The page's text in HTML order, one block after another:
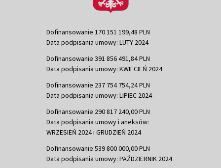
Dofinansowanie 170 151 199,48 PLN
Data podpisania umowy: LUTY 2024
Dofinansowanie 391 856 491,84 PLN
Data podpisania umowy: KWIECIEŃ 2024
Dofinansowanie 237 754 754,24 PLN
Data podpisania umowy: LIPIEC 2024
Dofinansowanie 290 817 240,00 PLN
Data podpisania umowy i aneksów:
WRZESIEŃ 2024 i GRUDZIEŃ 2024
Dofinansowanie 539 800 000,00 PLN
Data podpisania umowy: PAŹDZIERNIK 2024